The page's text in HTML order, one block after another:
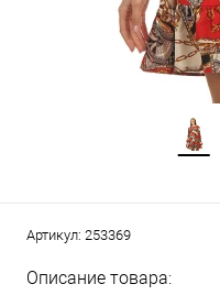
Артикул: 253369
Описание товара: